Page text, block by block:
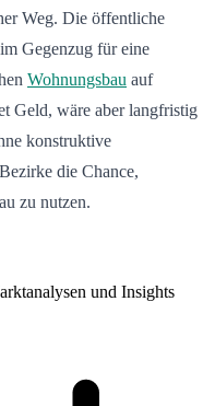
Weg. Die öffentliche
Gegenzug für eine
Wohnungsbau auf
Geld, wäre aber langfristig
konstruktive
die Chance,
zu nutzen.
und Insights